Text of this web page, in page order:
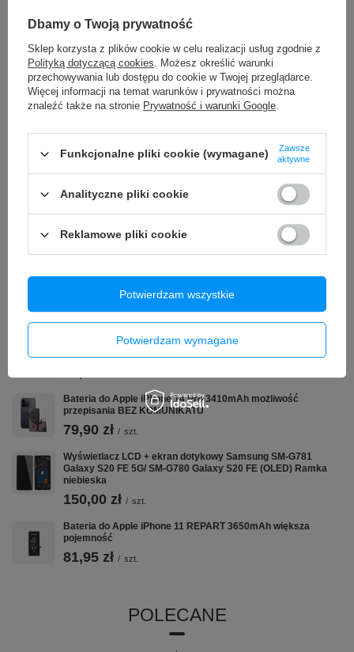
Pasuje do modelu iPhone 15 Pro Max
TO MOŻE CIĘ ZAINTERESOWAĆ
Klej do baterii taśma montażowa Apple iPhone 13 Pro
2,90 zł / szt.
47,00 zł / szt.
Bateria do iPhone 13 BEZ KOMUNIKATU 3227 mAh OEM
Jakość Kondycja 100%
69,90 zł / szt.
Bateria do iPhone 12 / 12 Pro BEZ KOMUNIKATU 2815 mAh
OEM Kondycja 100%
74,90 zł / szt.
Bateria do iPhone 14 Pro BEZ KOMUNIKATU 3200 mAh OEM
Bateria do Apple iPhone 14 Pro 3410mAh możliwość
przepisania BEZ KOMUNIKATU
79,90 zł / szt.
Wyświetlacz LCD + ekran dotykowy Samsung SM-G781
Galaxy S20 FE 5G/ SM-G780 Galaxy S20 FE (OLED) Ramka
niebieska
150,00 zł / szt.
Bateria do Apple iPhone 11 REPART 3650mAh większa
pojemność
81,95 zł / szt.
POLECANE
Dbamy o Twoją prywatność
Sklep korzysta z plików cookie w celu realizacji usług zgodnie z
Polityką dotyczącą cookies. Możesz określić warunki
przechowywania lub dostępu do cookie w Twojej przeglądarce.
Więcej informacji na temat warunków i prywatności można
znaleźć także na stronie Prywatność i warunki Google.
Funkcjonalne pliki cookie (wymagane)
Zawsze
aktywne
Analityczne pliki cookie
Reklamowe pliki cookie
Potwierdzam wymagane
Potwierdzam wszystkie